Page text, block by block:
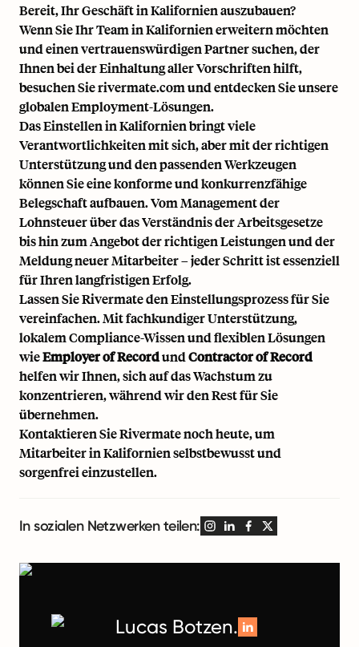
Bereit, Ihr Geschäft in Kalifornien auszubauen?
Wenn Sie Ihr Team in Kalifornien erweitern möchten
und einen vertrauenswürdigen Partner suchen, der
Ihnen bei der Einhaltung aller Vorschriften hilft,
besuchen Sie rivermate.com und entdecken Sie unsere
globalen Employment-Lösungen.
Das Einstellen in Kalifornien bringt viele
Verantwortlichkeiten mit sich, aber mit der richtigen
Unterstützung und den passenden Werkzeugen
können Sie eine konforme und konkurrenzfähige
Belegschaft aufbauen. Vom Management der
Lohnsteuer über das Verständnis der Arbeitsgesetze
bis hin zum Angebot der richtigen Leistungen und der
Meldung neuer Mitarbeiter – jeder Schritt ist essenziell
für Ihren langfristigen Erfolg.
Lassen Sie Rivermate den Einstellungsprozess für Sie
vereinfachen. Mit fachkundiger Unterstützung,
lokalem Compliance-Wissen und flexiblen Lösungen
wieEmployer of RecordundContractor of Record
helfen wir Ihnen, sich auf das Wachstum zu
konzentrieren, während wir den Rest für Sie
übernehmen.
Kontaktieren Sie Rivermate noch heute, um
Mitarbeiter in Kalifornien selbstbewusst und
sorgenfrei einzustellen.
In sozialen Netzwerken teilen:
Lucas Botzen.